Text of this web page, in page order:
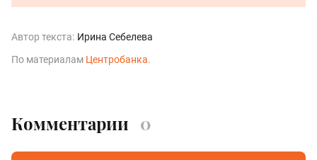
Автор текста: Ирина Себелева
По материалам Центробанка.
Комментарии 0